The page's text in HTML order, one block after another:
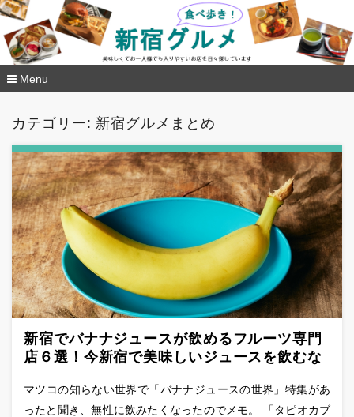
新宿グルメ食べ歩き
Menu
カテゴリー: 新宿グルメまとめ
新宿でバナナジュースが飲めるフルーツ専門
店６選！今新宿で美味しいジュースを飲むな
マツコの知らない世界で「バナナジュースの世界」特集があ
ったと聞き、無性に飲みたくなったのでメモ。 「タピオカブ